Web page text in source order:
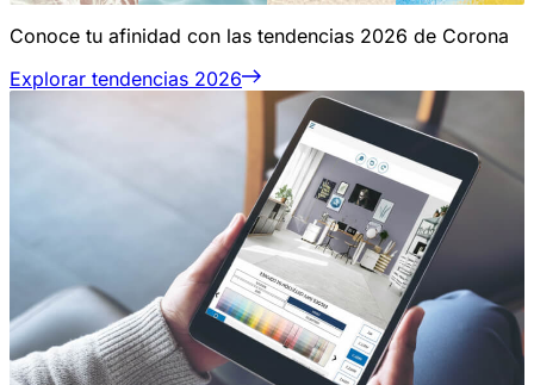
Conoce tu afinidad con las tendencias 2026 de Corona
Explorar tendencias 2026